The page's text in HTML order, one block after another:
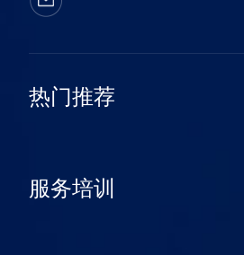
热门推荐
服务培训